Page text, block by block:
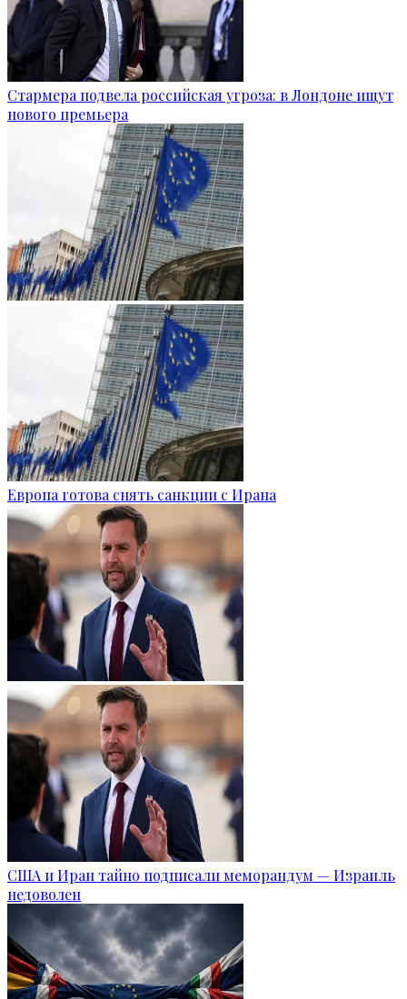
Стармера подвела российская угроза: в Лондоне ищут
нового премьера
Европа готова снять санкции с Ирана
США и Иран тайно подписали меморандум — Израиль
недоволен